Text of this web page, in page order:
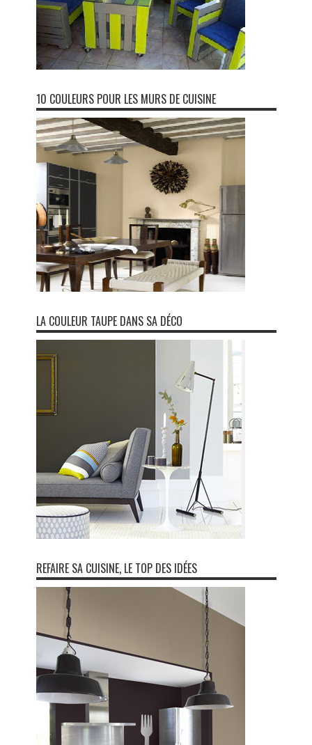
10 COULEURS POUR LES MURS DE CUISINE
LA COULEUR TAUPE DANS SA DÉCO
REFAIRE SA CUISINE, LE TOP DES IDÉES